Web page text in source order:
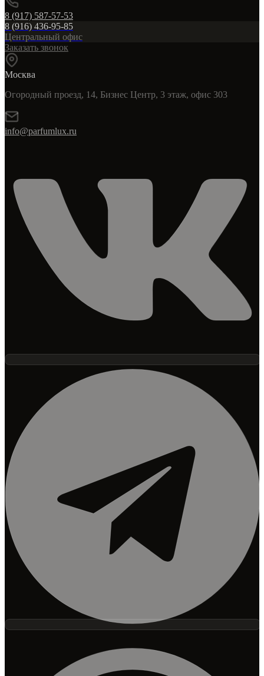
8 (917) 587-57-53
8 (916) 436-95-85
Центральный офис
Заказать звонок
Москва
Огородный проезд, 14, Бизнес Центр, 3 этаж, офис 303
info@parfumlux.ru